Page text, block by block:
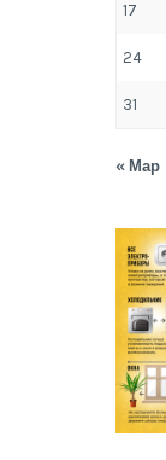
17
24
31
« Мар